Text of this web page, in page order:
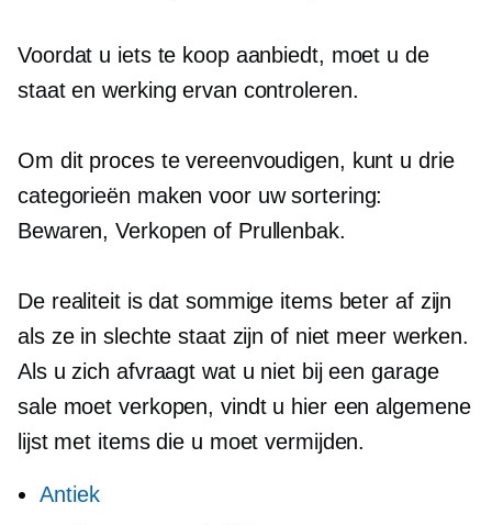
Voordat u iets te koop aanbiedt, moet u de
staat en werking ervan controleren.
Om dit proces te vereenvoudigen, kunt u drie
categorieën maken voor uw sortering:
Bewaren, Verkopen of Prullenbak.
De realiteit is dat sommige items beter af zijn
als ze in slechte staat zijn of niet meer werken.
Als u zich afvraagt ​​wat u niet bij een garage
sale moet verkopen, vindt u hier een algemene
lijst met items die u moet vermijden.
Antiek